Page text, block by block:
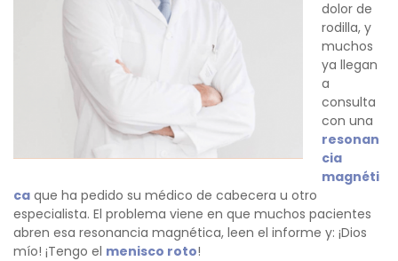
dolor de
rodilla, y
muchos
ya llegan
a
consulta
con una
resonan
cia
magnéti
ca que ha pedido su médico de cabecera u otro
especialista. El problema viene en que muchos pacientes
abren esa resonancia magnética, leen el informe y: ¡Dios
mío! ¡Tengo el menisco roto!